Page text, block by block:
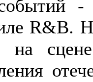
R&B.
на